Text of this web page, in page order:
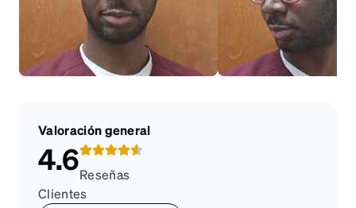
Valoración general
4.6Reseñas
Clientes